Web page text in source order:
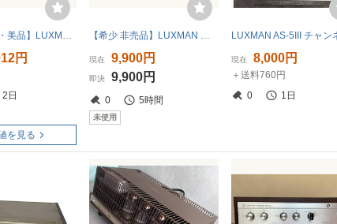
円
2日
を見る
現在 9,900円
即決 9,900円
0 5時間
未使用
現在 8,000円
＋送料760円
0
1日